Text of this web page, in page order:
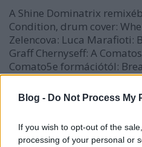
Blog - Do Not Process My
If you wish to opt-out of the
processing of your personal or
A Shine Dominatrix
Condition, drum cover:
Zelencova: Luca Marafioti:
Graff Chernyseff: A
Comato5e formációtól:
Sham Makdessi Siete…